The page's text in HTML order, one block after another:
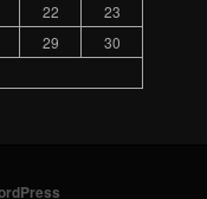
22
23
29
30